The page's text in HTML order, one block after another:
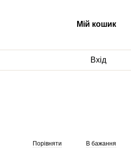
Мій кошик
Вхід
Порівняти В бажання